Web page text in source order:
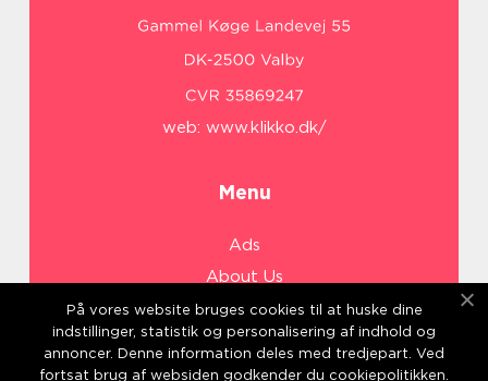
web: www.klikko.dk/
Menu
Ads
About Us
Cookies
Contact
Sitemap
På vores website bruges cookies til at huske dine
indstillinger, statistik og personalisering af indhold og
annoncer. Denne information deles med tredjepart. Ved
fortsat brug af websiden godkender du cookiepolitikken.